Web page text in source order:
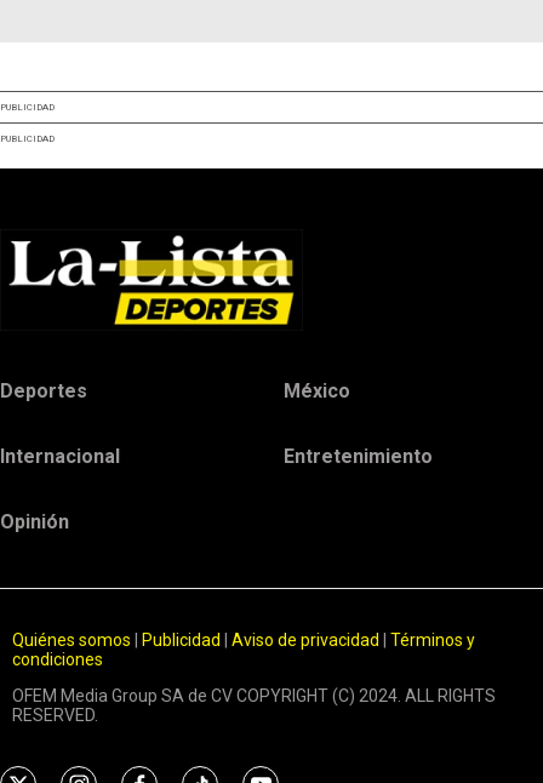
PUBLICIDAD
PUBLICIDAD
Deportes México
Internacional Entretenimiento
Opinión
Quiénes somos Publicidad Aviso de privacidad
Términos y
condiciones
OFEM Media Group SA de CV COPYRIGHT (C) 2024. ALL RIGHTS
RESERVED.